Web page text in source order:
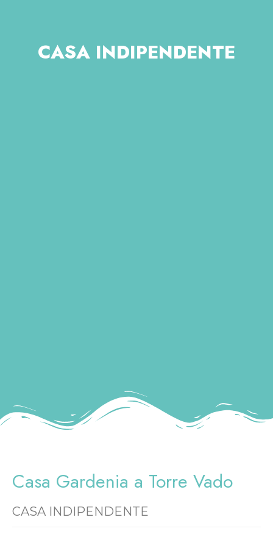
CASA INDIPENDENTE
Casa Gardenia a Torre Vado
CASA INDIPENDENTE